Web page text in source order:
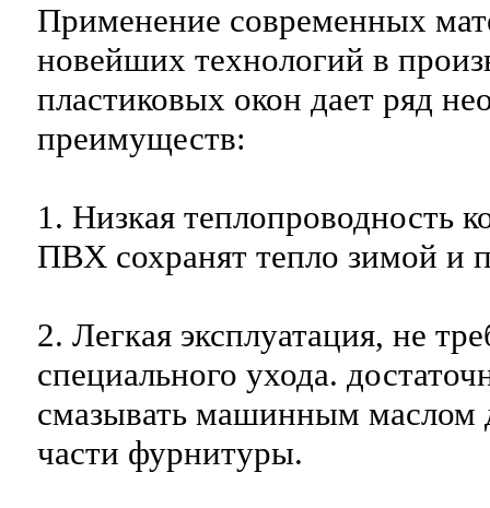
Применение современных
новейших технологий в
пластиковых окон дает ряд
преимуществ:
1. Низкая теплопроводность
ПВХ сохранят тепло зимой и
2. Легкая эксплуатация, не
специального ухода.
смазывать машинным маслом
части фурнитуры.